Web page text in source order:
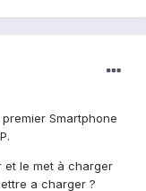
Smartphone
et le met à charger
a charger ?